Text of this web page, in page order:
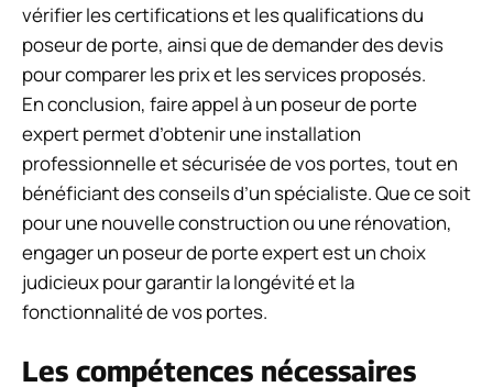
vérifier les certifications et les qualifications du
poseur de porte, ainsi que de demander des devis
pour comparer les prix et les services proposés.
En conclusion, faire appel à un poseur de porte
expert permet d’obtenir une installation
professionnelle et sécurisée de vos portes, tout en
bénéficiant des conseils d’un spécialiste. Que ce soit
pour une nouvelle construction ou une rénovation,
engager un poseur de porte expert est un choix
judicieux pour garantir la longévité et la
fonctionnalité de vos portes.
Les compétences nécessaires